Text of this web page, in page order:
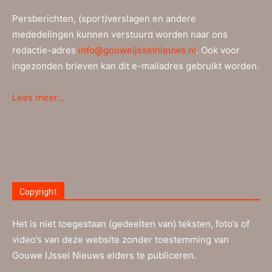
Persberichten, (sport)verslagen en andere
mededelingen kunnen verstuurd worden naar ons
redactie-adres info@gouweijsselnieuws.nl. Ook voor
ingezonden brieven kan dit e-mailadres gebruikt worden.
Lees meer…
Copyright
Het is niet toegestaan (gedeelten van) teksten, foto’s of
video’s van deze website zonder toestemming van
Gouwe IJssel Nieuws elders te publiceren.